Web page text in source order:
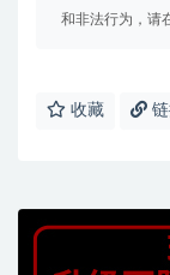
和非法行为，请
收藏